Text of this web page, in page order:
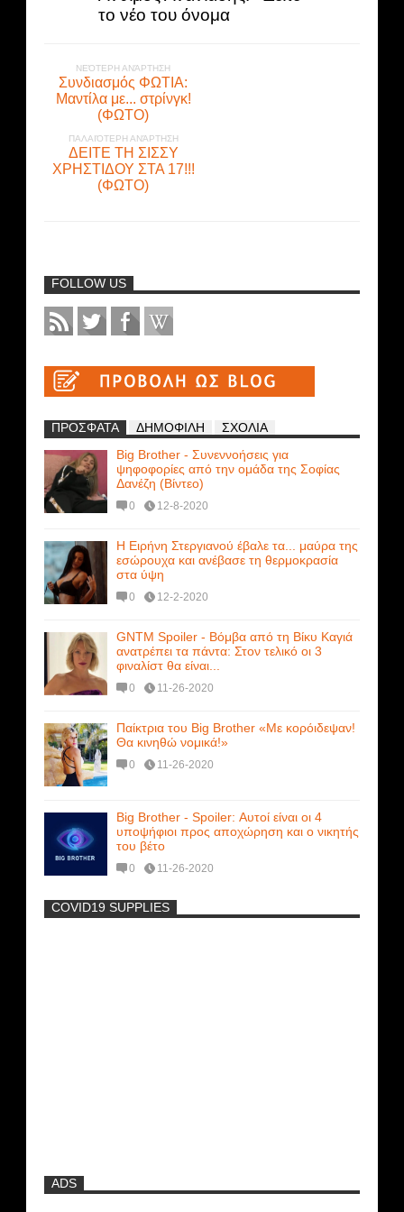
το νέο του όνομα
ΝΕΌΤΕΡΗ ΑΝΆΡΤΗΣΗ
Συνδιασμός ΦΩΤΙΑ:
Μαντίλα με... στρίνγκ!
(ΦΩΤΟ)
ΠΑΛΑΙΌΤΕΡΗ ΑΝΆΡΤΗΣΗ
ΔΕΙΤΕ ΤΗ ΣΙΣΣΥ
ΧΡΗΣΤΙΔΟΥ ΣΤΑ 17!!!
(ΦΩΤΟ)
FOLLOW US
ΠΡΟΣΦΑΤΑ ΔΗΜΟΦΙΛΗ
ΣΧΟΛΙΑ
Big Brother - Συνεννοήσεις για
ψηφοφορίες από την ομάδα της Σοφίας
Δανέζη (Βίντεο)
0 12-8-2020
Η Ειρήνη Στεργιανού έβαλε τα... μαύρα της
εσώρουχα και ανέβασε τη θερμοκρασία
στα ύψη
0 12-2-2020
GNTM Spoiler - Βόμβα από τη Βίκυ Καγιά
ανατρέπει τα πάντα: Στον τελικό οι 3
φιναλίστ θα είναι...
0 11-26-2020
Παίκτρια του Big Brother «Με κορόιδεψαν!
Θα κινηθώ νομικά!»
0 11-26-2020
Big Brother - Spoiler: Αυτοί είναι οι 4
υποψήφιοι προς αποχώρηση και ο νικητής
του βέτο
0 11-26-2020
-
COVID19 SUPPLIES
ADS